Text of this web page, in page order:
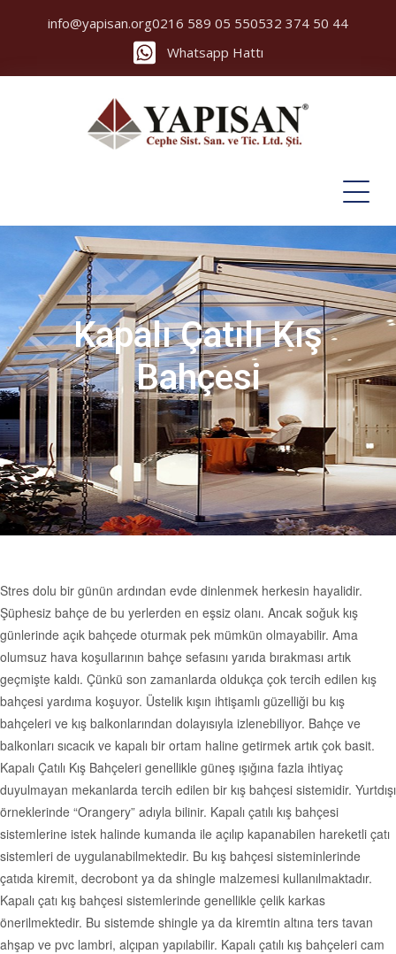
info@yapisan.org0216 589 05 550532 374 50 44
Whatsapp Hattı
Kapalı Çatılı Kış
Bahçesi
Stres dolu bir günün ardından evde dinlenmek herkesin hayalidir.
Şüphesiz bahçe de bu yerlerden en eşsiz olanı. Ancak soğuk kış
günlerinde açık bahçede oturmak pek mümkün olmayabilir. Ama
olumsuz hava koşullarının bahçe sefasını yarıda bırakması artık
geçmişte kaldı. Çünkü son zamanlarda oldukça çok tercih edilen kış
bahçesi yardıma koşuyor. Üstelik kışın ihtişamlı güzelliği bu kış
bahçeleri ve kış balkonlarından dolayısıyla izlenebiliyor. Bahçe ve
balkonları sıcacık ve kapalı bir ortam haline getirmek artık çok basit.
Kapalı Çatılı Kış Bahçeleri genellikle güneş ışığına fazla ihtiyaç
duyulmayan mekanlarda tercih edilen bir kış bahçesi sistemidir. Yurtdışı
örneklerinde “Orangery” adıyla bilinir. Kapalı çatılı kış bahçesi
sistemlerine istek halinde kumanda ile açılıp kapanabilen hareketli çatı
sistemleri de uygulanabilmektedir. Bu kış bahçesi sisteminlerinde
çatıda kiremit, decrobont ya da shingle malzemesi kullanılmaktadır.
Kapalı çatı kış bahçesi sistemlerinde genellikle çelik karkas
önerilmektedir. Bu sistemde shingle ya da kiremtin altına ters tavan
ahşap ve pvc lambri, alçıpan yapılabilir. Kapalı çatılı kış bahçeleri cam